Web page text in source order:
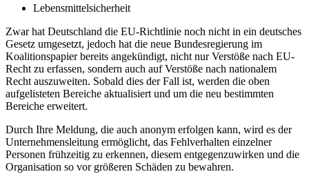
Lebensmittelsicherheit
Zwar hat Deutschland die EU-Richtlinie noch nicht in ein deutsches
Gesetz umgesetzt, jedoch hat die neue Bundesregierung im
Koalitionspapier bereits angekündigt, nicht nur Verstöße nach EU-
Recht zu erfassen, sondern auch auf Verstöße nach nationalem
Recht auszuweiten. Sobald dies der Fall ist, werden die oben
aufgelisteten Bereiche aktualisiert und um die neu bestimmten
Bereiche erweitert.
Durch Ihre Meldung, die auch anonym erfolgen kann, wird es der
Unternehmensleitung ermöglicht, das Fehlverhalten einzelner
Personen frühzeitig zu erkennen, diesem entgegenzuwirken und die
Organisation so vor größeren Schäden zu bewahren.